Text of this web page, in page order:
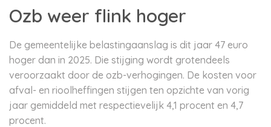
Ozb weer flink hoger
De gemeentelijke belastingaanslag is dit jaar 47 euro
hoger dan in 2025. Die stijging wordt grotendeels
veroorzaakt door de ozb-verhogingen. De kosten voor
afval- en rioolheffingen stijgen ten opzichte van vorig
jaar gemiddeld met respectievelijk 4,1 procent en 4,7
procent.